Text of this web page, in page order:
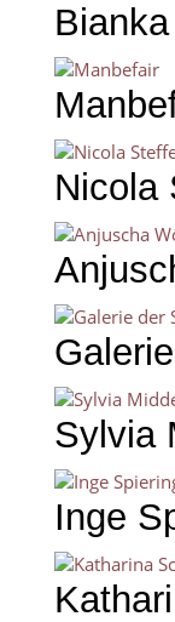
Bianka
Nicola
Sylvia
Inge